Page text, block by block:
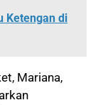
Ketengan di
Mariana,